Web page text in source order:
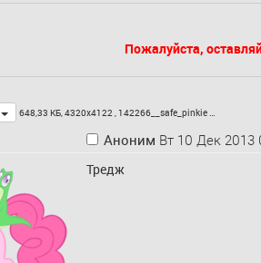
Пожалуйста,
Toggle
648,33 КБ, 4320x4122 , 142266__safe_pinkie …
Аноним Вт 10 Дек 2013
Тредж